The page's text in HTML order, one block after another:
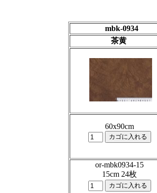
mbk-0934
茶黄
60x90cm
or-mbk0934-15
15cm 24枚